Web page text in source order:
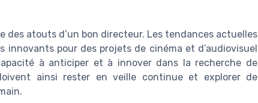
atouts d’un bon directeur. Les tendances actuelles
pour des projets de cinéma et d’audiovisuel
à anticiper et à innover dans la recherche de
ainsi rester en veille continue et explorer de